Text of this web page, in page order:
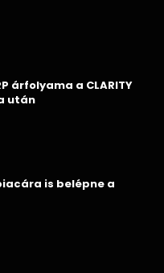
árfolyama a CLARITY
után
is belépne a